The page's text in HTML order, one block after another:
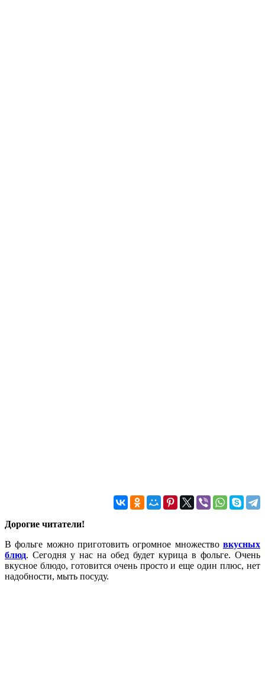
Дорогие читатели!
В фольге можно приготовить огромное множество вкусных
блюд. Сегодня у нас на обед будет курица в фольге. Очень
вкусное блюдо, готовится очень просто и еще один плюс, нет
надобности, мыть посуду.